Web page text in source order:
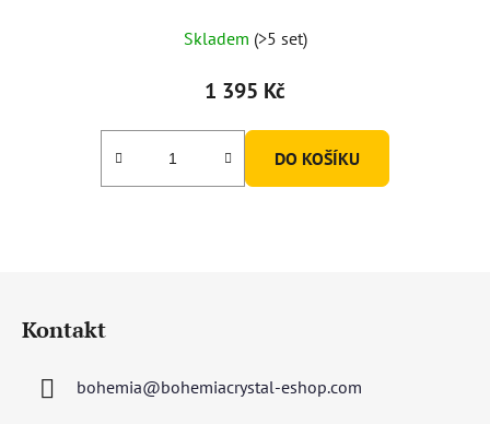
Skladem (>5 set)
1 395 Kč
DO KOŠÍKU
Kontakt
bohemia@bohemiacrystal-eshop.com